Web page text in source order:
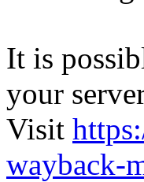
It is
your
Visit
wayback-